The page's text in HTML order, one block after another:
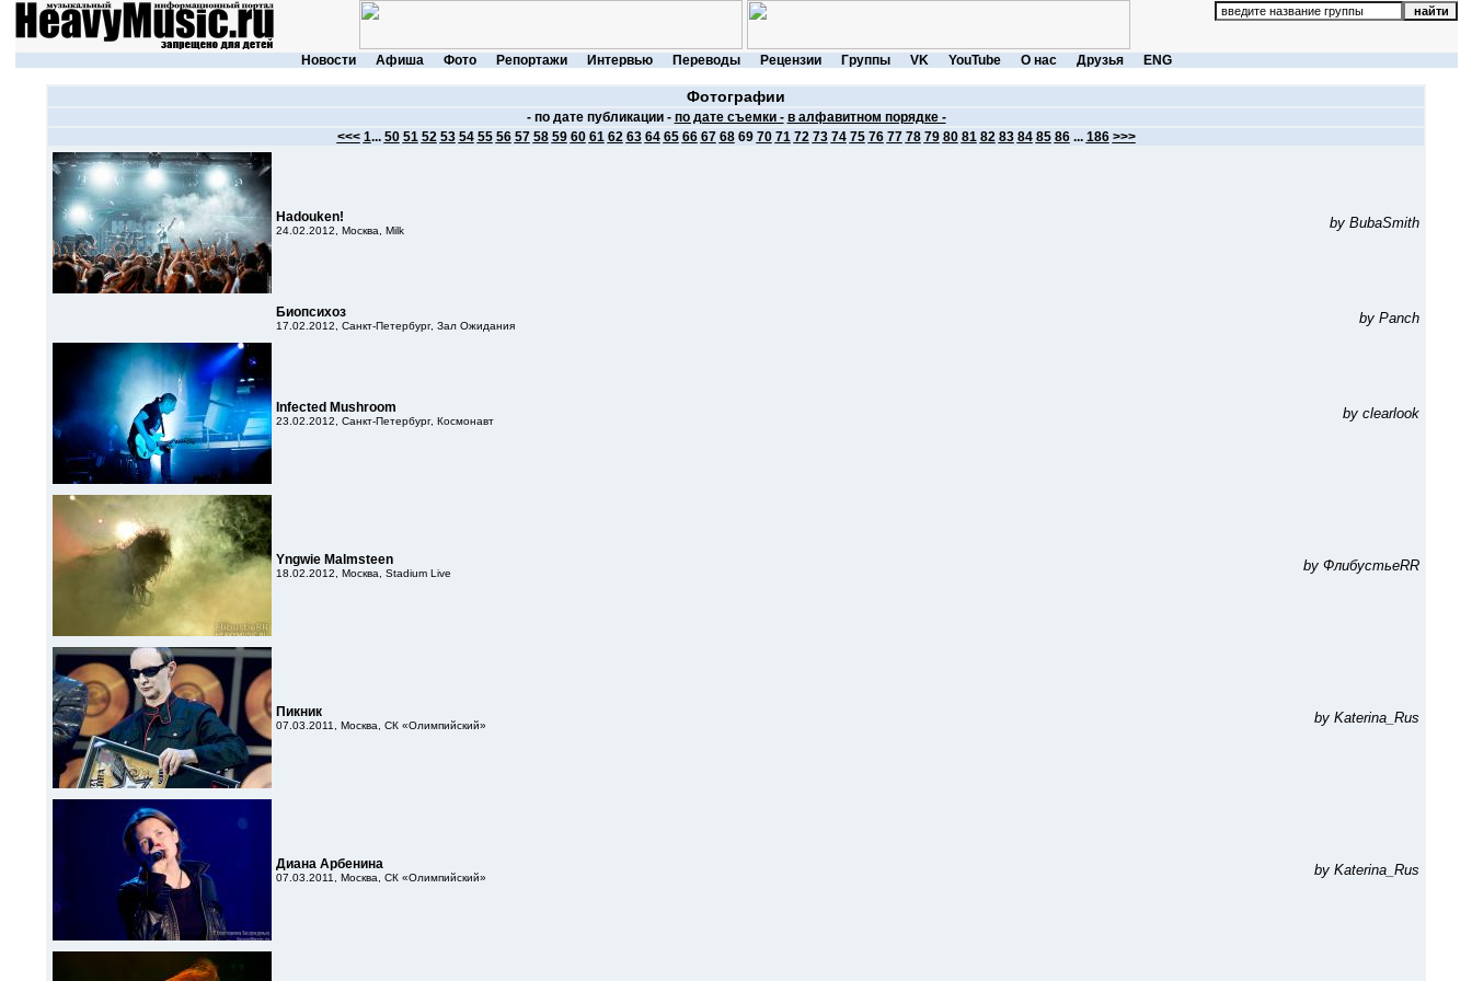
Новости Афиша Фото Репортажи Интервью Переводы Рецензии Группы VK YouTube О нас Друзья ENG
Фотографии
- по дате публикации - по дате съемки - в алфавитном порядке -
<<< 1... 50 51 52 53 54 55 56 57 58 59 60 61 62 63 64 65 66 67 6869 70 71 72 73 74 75 76 77 78 79 80 81 82 83 84 85 86... 186 >>>
Hadouken!
24.02.2012, Москва, Milk by BubaSmith
Биопсихоз
17.02.2012, Санкт-Петербург, Зал Ожидания by Panch
Infected Mushroom
23.02.2012, Санкт-Петербург, Космонавт by clearlook
Yngwie Malmsteen
18.02.2012, Москва, Stadium Live by ФлибустьеRR
Пикник
07.03.2011, Москва, СК «Олимпийский» by Katerina_Rus
Диана Арбенина
07.03.2011, Москва, СК «Олимпийский» by Katerina_Rus